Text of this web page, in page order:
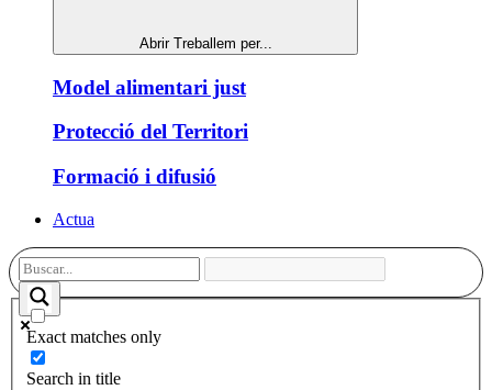
Abrir Treballem per...
Model alimentari just
Protecció del Territori
Formació i difusió
Actua
Exact matches only
Search in title